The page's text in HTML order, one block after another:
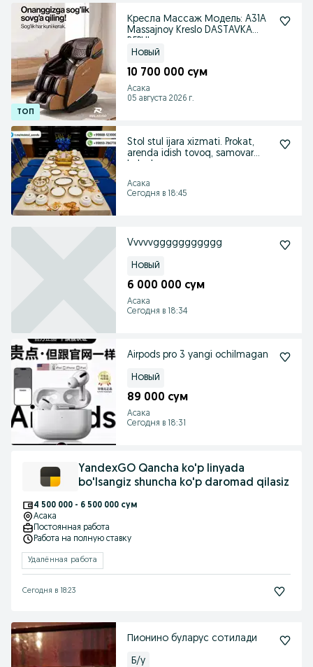
Кресла Массаж Модель: A31A
Massajnoy Kreslo DASTAVKA
Новый
10 700 000 сум
Асака
05 августа 2026 г.
Stol stul ijara xizmati. Prokat,
arenda idish tovoq, samovar
Асака
Сегодня в 18:45
Vvvvvggggggggggg
Новый
6 000 000 сум
Асака
Сегодня в 18:34
Airpods pro 3 yangi ochilmagan
Новый
89 000 сум
Асака
Сегодня в 18:31
YandexGO Qancha ko'p linyada
bo'lsangiz shuncha ko'p daromad qilasiz
4 500 000 - 6 500 000 сум
Асака
Постоянная работа
Работа на полную ставку
Удалённая работа
Сегодня в 18:23
Пионино буларус сотилади
Б/у